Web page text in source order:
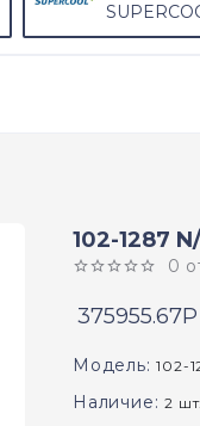
102-1287
0
375955.67P
Модель: 102-
Наличие: 2 шт.